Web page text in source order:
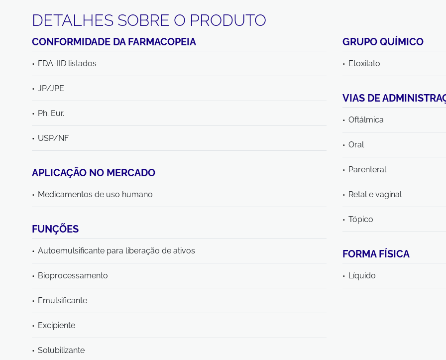
DETALHES SOBRE O PRODUTO
CONFORMIDADE DA FARMACOPEIA
FDA-IID listados
JP/JPE
Ph. Eur.
USP/NF
GRUPO QUÍMICO
Etoxilato
VIAS DE
Oftálmica
Oral
Parenteral
Retal e vaginal
Tópico
APLICAÇÃO NO MERCADO
Medicamentos de uso humano
FUNÇÕES
Autoemulsificante para liberação de ativos
Bioprocessamento
Emulsificante
Excipiente
Solubilizante
FORMA FÍSICA
Líquido